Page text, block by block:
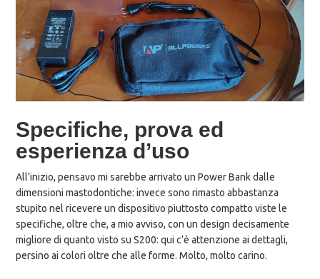
Specifiche, prova ed
esperienza d’uso
All’inizio, pensavo mi sarebbe arrivato un Power Bank dalle
dimensioni mastodontiche: invece sono rimasto abbastanza
stupito nel ricevere un dispositivo piuttosto compatto viste le
specifiche, oltre che, a mio avviso, con un design decisamente
migliore di quanto visto su S200: qui c’è attenzione ai dettagli,
persino ai colori oltre che alle forme. Molto, molto carino.